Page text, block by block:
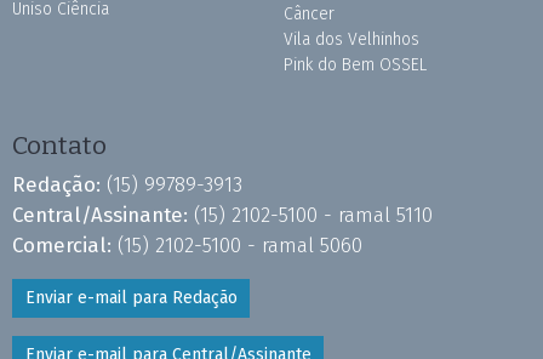
Uniso Ciência
Câncer
Vila dos Velhinhos
Pink do Bem OSSEL
Contato
Redação: (15) 99789-3913
Central/Assinante: (15) 2102-5100 - ramal 5110
Comercial: (15) 2102-5100 - ramal 5060
Enviar e-mail para Redação
Enviar e-mail para Central/Assinante